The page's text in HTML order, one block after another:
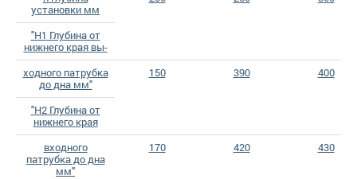
установки мм
"H1 Глубина от
нижнего края вы-
ходного патрубка
до дна мм"
150 390 400
"H2 Глубина от
нижнего края
входного
патрубка до дна
мм"
170 420 430